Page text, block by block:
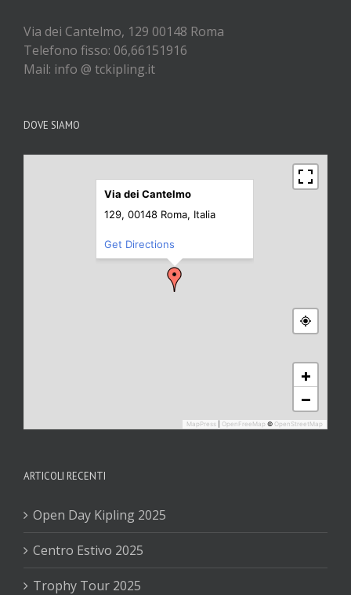
Via dei Cantelmo, 129 00148 Roma
Telefono fisso: 06,66151916
Mail: info @ tckipling.it
DOVE SIAMO
+
−
MapPress OpenFreeMap © OpenStreetMap
Via dei Cantelmo
129, 00148 Roma, Italia
Get Directions
ARTICOLI RECENTI
Open Day Kipling 2025
Centro Estivo 2025
Trophy Tour 2025